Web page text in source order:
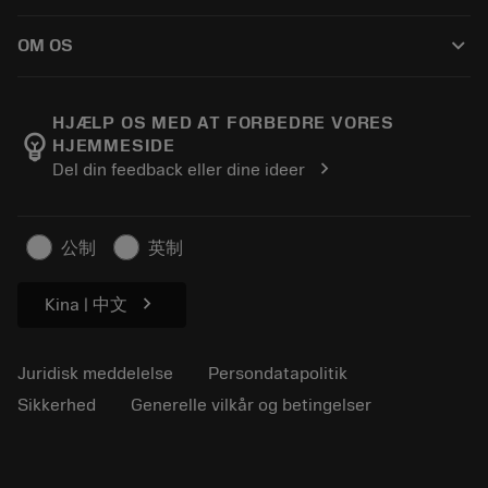
Bestil
Spor din ordre
Lav et tilbud
OM OS keyboard_arrow_down
Manufacturing Wellness
Karriere
Bæredygtig virksomhed
Til pressen
emoji_objects
HJÆLP OS MED AT FORBEDRE VORES
HJEMMESIDE
Del din feedback eller dine ideer
chevron_right
公制 英制
Kina | 中文 chevron_right
Juridisk meddelelse
Persondatapolitik
Sikkerhed
Generelle vilkår og betingelser